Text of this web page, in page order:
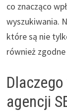
co znacząco
wyszukiwania.
które są nie
również zgodne
agencji